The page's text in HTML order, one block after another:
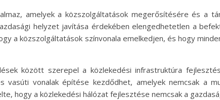
amelyek a közszolgáltatások megerősítésére és a
helyzet javítása érdekében elengedhetetlen a
a közszolgáltatások színvonala emelkedjen, és hogy
között szerepel a közlekedési infrastruktúra
vonalak építése kezdődhet, amelyek nemcsak a
hogy a közlekedési hálózat fejlesztése nemcsak a